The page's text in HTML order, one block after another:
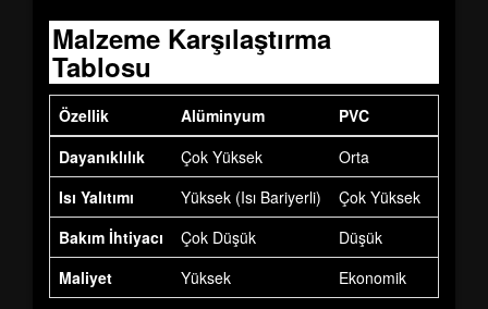
Malzeme Karşılaştırma
Tablosu
Özellik Alüminyum PVC
Dayanıklılık
Çok Yüksek Orta
Isı Yalıtımı
Yüksek (Isı Bariyerli) Çok Yüksek
Bakım İhtiyacı
Çok Düşük Düşük
Maliyet
Yüksek Ekonomik